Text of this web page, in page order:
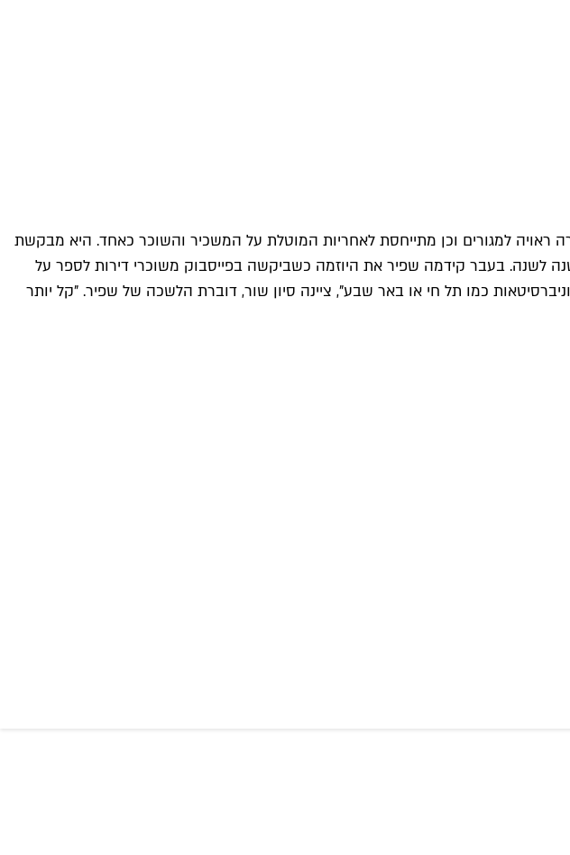
ראויה למגורים וכן מתייחסת לאחריות המוטלת על המשכיר והשוכר כאחד. היא מבקשת
לשנה. בעבר קידמה שפיר את היוזמה כשביקשה בפייסבוק משוכרי דירות לספר על
כמו תל חי או באר שבע", ציינה סיון שור, דוברת הלשכה של שפיר. "קל יותר